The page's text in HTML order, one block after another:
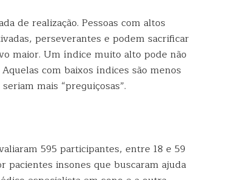
de realização. Pessoas com altos
perseverantes e podem sacrificar
maior. Um índice muito alto pode não
com baixos índices são menos
mais “preguiçosas”.
595 participantes, entre 18 e 59
insones que buscaram ajuda